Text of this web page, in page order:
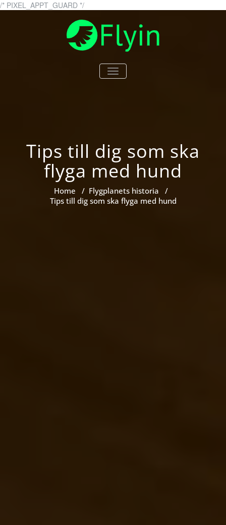
/* PIXEL_APPT_GUARD */Skip
content
Allt du behöver veta om
flygning och flygplan –
TOGGLE
NAVIGATION
Tips till dig som ska
flyga med hund
Home / Flygplanets historia /
Tips till dig som ska flyga med hund